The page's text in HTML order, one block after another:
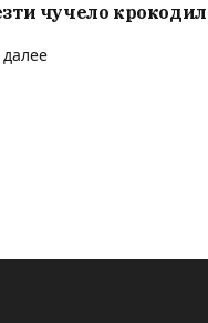
чучело
далее